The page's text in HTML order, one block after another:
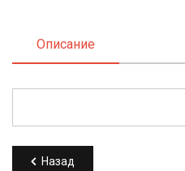
Описание
Назад